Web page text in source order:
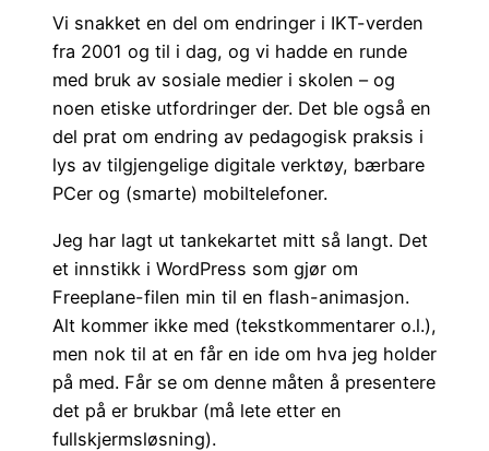
Vi snakket en del om endringer i IKT-verden
fra 2001 og til i dag, og vi hadde en runde
med bruk av sosiale medier i skolen – og
noen etiske utfordringer der. Det ble også en
del prat om endring av pedagogisk praksis i
lys av tilgjengelige digitale verktøy, bærbare
PCer og (smarte) mobiltelefoner.
Jeg har lagt ut tankekartet mitt så langt. Det
et innstikk i WordPress som gjør om
Freeplane-filen min til en flash-animasjon.
Alt kommer ikke med (tekstkommentarer o.l.),
men nok til at en får en ide om hva jeg holder
på med. Får se om denne måten å presentere
det på er brukbar (må lete etter en
fullskjermsløsning).